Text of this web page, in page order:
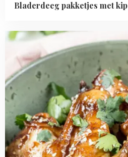
Bladerdeeg pakketjes met kip
Read
about
Sticky
gemarineerde
kipkluifjes